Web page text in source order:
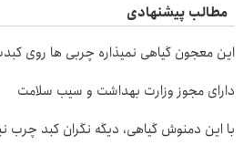
مطالب پیشنهادی
این معجون گیاهی نمیذاره چربی ها روی کبدت
دارای مجوز وزارت بهداشت و سیب سلامت
با این دمنوش گیاهی، دیگه نگران کبد چرب